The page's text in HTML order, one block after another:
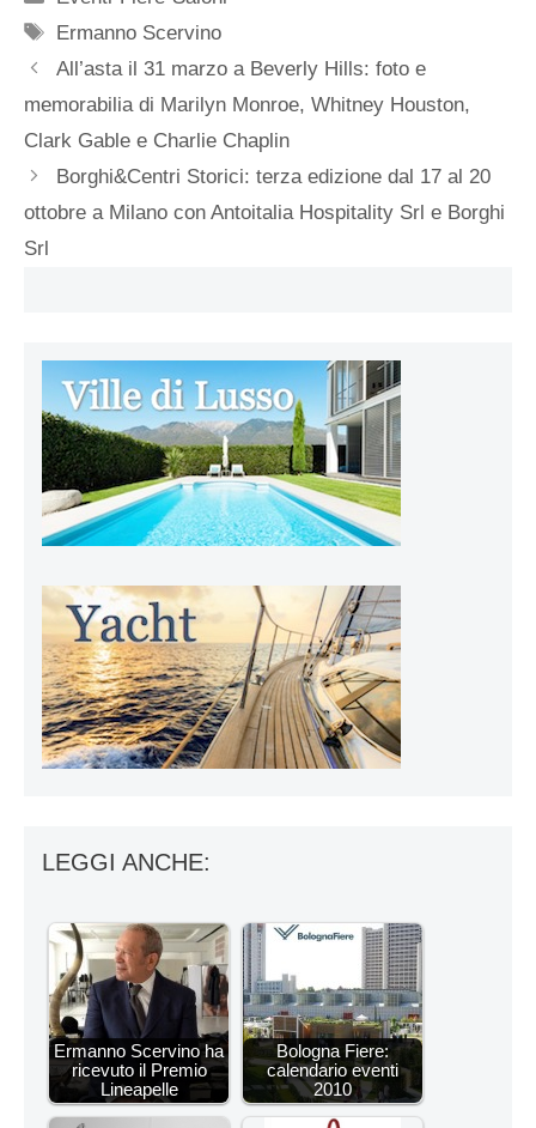
Tag
Ermanno Scervino
All’asta il 31 marzo a Beverly Hills: foto e
memorabilia di Marilyn Monroe, Whitney Houston,
Clark Gable e Charlie Chaplin
Borghi&Centri Storici: terza edizione dal 17 al 20
ottobre a Milano con Antoitalia Hospitality Srl e Borghi
Srl
LEGGI ANCHE:
Ermanno Scervino ha
ricevuto il Premio
Lineapelle
Bologna Fiere:
calendario eventi
2010